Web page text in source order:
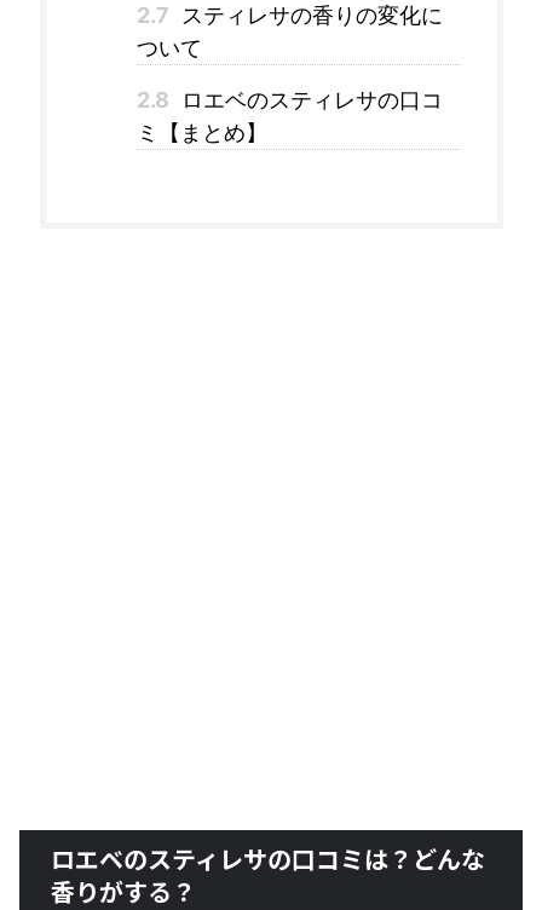
2.7
スティレサの香りの変化に
ついて
2.8
ロエベのスティレサの口コ
ミ【まとめ】
ロエベのスティレサの口コミは？どんな
香りがする？